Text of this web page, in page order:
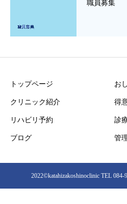
職員募集
トップページ お
クリニック紹介 得
リハビリ予約 診
ブログ 管
2022©︎katahizakoshinoclinic TEL 084-